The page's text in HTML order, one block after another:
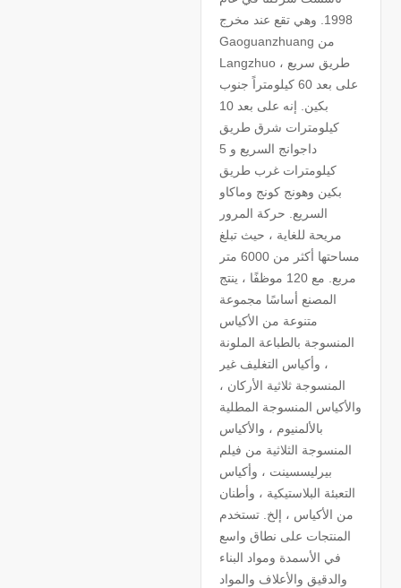
1998. وهي تقع عند مخرج
Gaoguanzhuang من
Langzhuo طريق سريع ،
على بعد 60 كيلومتراً جنوب
بكين. إنه على بعد 10
كيلومترات شرق طريق
داجوانج السريع و 5
كيلومترات غرب طريق
بكين وهونج كونج وماكاو
السريع. حركة المرور
مريحة للغاية ، حيث تبلغ
مساحتها أكثر من 6000 متر
مربع. مع 120 موظفًا ، ينتج
المصنع أساسًا مجموعة
متنوعة من الأكياس
المنسوجة بالطباعة الملونة
، وأكياس التغليف غير
المنسوجة ثلاثية الأركان ،
والأكياس المنسوجة المطلية
بالألمنيوم ، والأكياس
المنسوجة الثلاثية من فيلم
بيرليسسينت ، وأكياس
التعبئة البلاستيكية ، وأطنان
من الأكياس ، إلخ. تستخدم
المنتجات على نطاق واسع
في الأسمدة ومواد البناء
والدقيق والأعلاف والمواد